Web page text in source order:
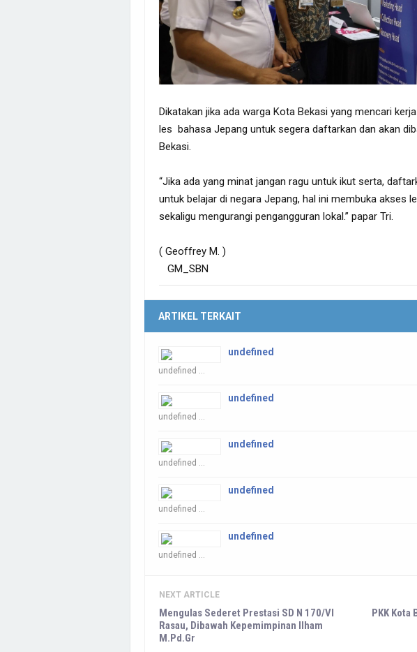
Dikatakan jika ada warga Kota Bekasi yang mencari
les bahasa Jepang untuk segera daftarkan dan akan
Bekasi.
“Jika ada yang minat jangan ragu untuk ikut serta,
untuk belajar di negara Jepang, hal ini membuka akses
sekaligu mengurangi pengangguran lokal.” papar Tri.
( Geoffrey M. )
GM_SBN
ARTIKEL TERKAIT
undefined
undefined ...
undefined
undefined ...
undefined
undefined ...
undefined
undefined ...
undefined
undefined ...
NEXT ARTICLE
Mengulas Sederet Prestasi SD N 170/VI
Rasau, Dibawah Kepemimpinan Ilham
M.Pd.Gr
PKK Kota